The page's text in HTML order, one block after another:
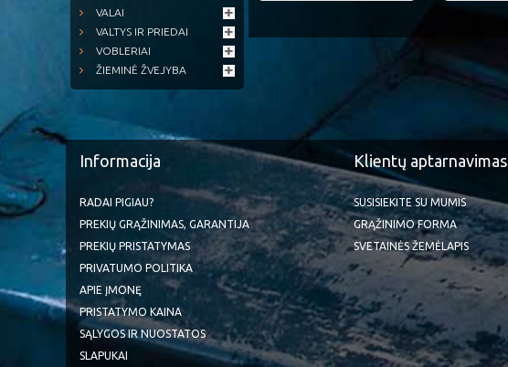
VALAI
VALTYS IR PRIEDAI
VOBLERIAI
ŽIEMINĖ ŽVEJYBA
Informacija
RADAI PIGIAU?
PREKIŲ GRĄŽINIMAS, GARANTIJA
PREKIŲ PRISTATYMAS
PRIVATUMO POLITIKA
APIE ĮMONĘ
PRISTATYMO KAINA
SĄLYGOS IR NUOSTATOS
SLAPUKAI
Klientų aptarnavimas
SUSISIEKITE SU MUMIS
GRĄŽINIMO FORMA
SVETAINĖS ŽEMĖLAPIS